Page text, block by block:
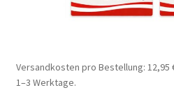
Versandkosten pro Bestellung:
1–3 Werktage.